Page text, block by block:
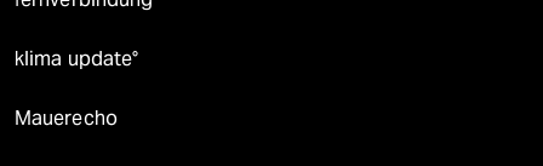
klima update°
Mauerecho